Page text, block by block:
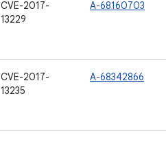
CVE-2017-
13229
A-68160703
CVE-2017-
13235
A-68342866